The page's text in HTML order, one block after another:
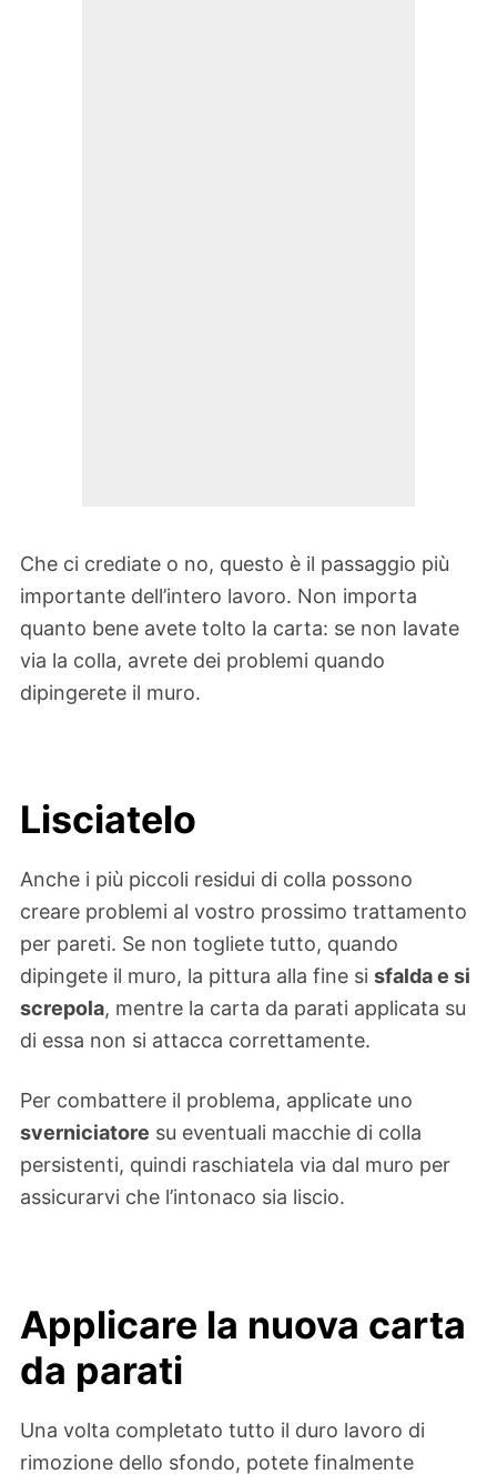
Che ci crediate o no, questo è il passaggio più
importante dell’intero lavoro. Non importa
quanto bene avete tolto la carta: se non lavate
via la colla, avrete dei problemi quando
dipingerete il muro.
Lisciatelo
Anche i più piccoli residui di colla possono
creare problemi al vostro prossimo trattamento
per pareti. Se non togliete tutto, quando
dipingete il muro, la pittura alla fine si sfalda e si
screpola, mentre la carta da parati applicata su
di essa non si attacca correttamente.
Per combattere il problema, applicate uno
sverniciatore su eventuali macchie di colla
persistenti, quindi raschiatela via dal muro per
assicurarvi che l’intonaco sia liscio.
Applicare la nuova carta
da parati
Una volta completato tutto il duro lavoro di
rimozione dello sfondo, potete finalmente